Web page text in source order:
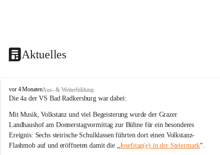
Aktuelles
V
o
k
s
s
c
vor 4 MonatenAus- & Weiterbildung
Die 4a der VS Bad Radkersburg war dabei:
Mit Musik, Volkstanz und viel Begeisterung wurde der Grazer
Landhaushof am Donnerstagvormittag zur Bühne für ein besonderes
Ereignis: Sechs steirische Schulklassen führten dort einen Volkstanz-
Flashmob auf und eröffneten damit die „Josefitag(e) in der Steiermark“.